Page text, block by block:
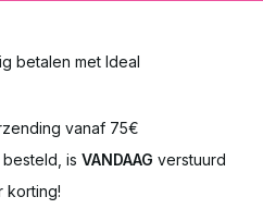
betalen met Ideal
vanaf 75€
besteld, is VANDAAG verstuurd
korting!